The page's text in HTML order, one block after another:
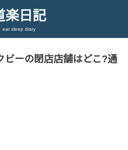
楽日記
eat sleep diary
ビーの閉店店舗はどこ?通